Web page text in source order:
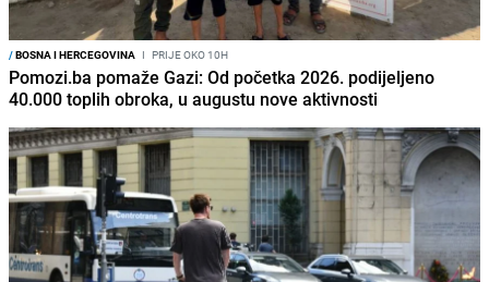
/BOSNA I HERCEGOVINA I PRIJE OKO 10H
Pomozi.ba pomaže Gazi: Od početka 2026. podijeljeno
40.000 toplih obroka, u augustu nove aktivnosti